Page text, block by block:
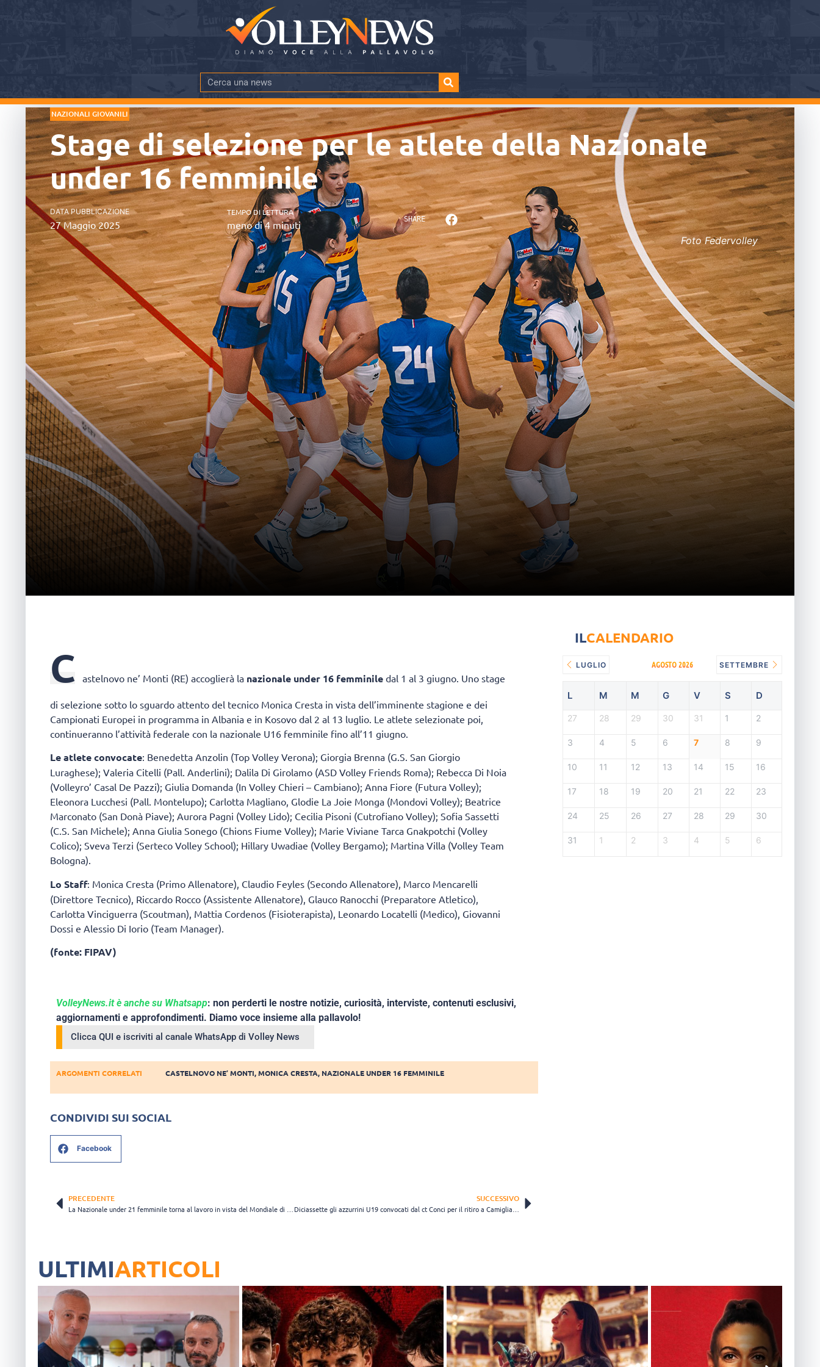
NAZIONALI GIOVANILI
Stage di selezione per le atlete della Nazionale
under 16 femminile
DATA PUBBLICAZIONE
27 Maggio 2025
TEMPO DI LETTURA
meno di 4 minuti SHARE
Foto Federvolley
C astelnovo ne’ Monti (RE) accoglierà la nazionale under 16 femminile dal 1 al 3 giugno. Uno stage
di selezione sotto lo sguardo attento del tecnico Monica Cresta in vista dell’imminente stagione e dei
Campionati Europei in programma in Albania e in Kosovo dal 2 al 13 luglio. Le atlete selezionate poi,
continueranno l’attività federale con la nazionale U16 femminile fino all’11 giugno.
Le atlete convocate: Benedetta Anzolin (Top Volley Verona); Giorgia Brenna (G.S. San Giorgio
Luraghese); Valeria Citelli (Pall. Anderlini); Dalila Di Girolamo (ASD Volley Friends Roma); Rebecca Di Noia
(Volleyro’ Casal De Pazzi); Giulia Domanda (In Volley Chieri – Cambiano); Anna Fiore (Futura Volley);
Eleonora Lucchesi (Pall. Montelupo); Carlotta Magliano, Glodie La Joie Monga (Mondovi Volley); Beatrice
Marconato (San Donà Piave); Aurora Pagni (Volley Lido); Cecilia Pisoni (Cutrofiano Volley); Sofia Sassetti
(C.S. San Michele); Anna Giulia Sonego (Chions Fiume Volley); Marie Viviane Tarca Gnakpotchi (Volley
Colico); Sveva Terzi (Serteco Volley School); Hillary Uwadiae (Volley Bergamo); Martina Villa (Volley Team
Bologna).
Lo Staff: Monica Cresta (Primo Allenatore), Claudio Feyles (Secondo Allenatore), Marco Mencarelli
(Direttore Tecnico), Riccardo Rocco (Assistente Allenatore), Glauco Ranocchi (Preparatore Atletico),
Carlotta Vinciguerra (Scoutman), Mattia Cordenos (Fisioterapista), Leonardo Locatelli (Medico), Giovanni
Dossi e Alessio Di Iorio (Team Manager).
(fonte: FIPAV)
VolleyNews.it è anche su Whatsapp: non perderti le nostre notizie, curiosità, interviste, contenuti esclusivi,
aggiornamenti e approfondimenti. Diamo voce insieme alla pallavolo!
Clicca QUI e iscriviti al canale WhatsApp di Volley News
ARGOMENTI CORRELATI CASTELNOVO NE’ MONTI,MONICA CRESTA, NAZIONALE UNDER 16 FEMMINILE
CONDIVIDI SUI SOCIAL
Facebook
PRECEDENTE SUCCESSIVO
ILCALENDARIO
LUGLIO AGOSTO 2026 SETTEMBRE
L M M G V S D
27 28 29 30 31 1 2
3 4 5 6 7 8 9
10 11 12 13 14 15 16
17 18 19 20 21 22 23
24 25 26 27 28 29 30
31 1 2 3 4 5 6
ULTIMIARTICOLI